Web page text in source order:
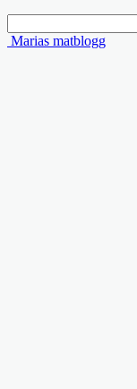
Marias matblogg